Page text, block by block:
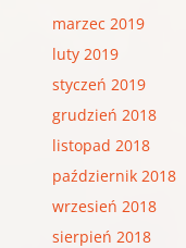
marzec 2019
luty 2019
styczeń 2019
grudzień 2018
listopad 2018
październik 2018
wrzesień 2018
sierpień 2018